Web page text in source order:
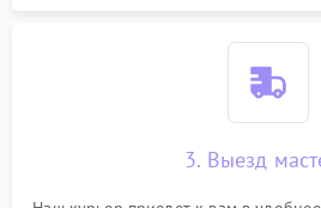
3. Выезд